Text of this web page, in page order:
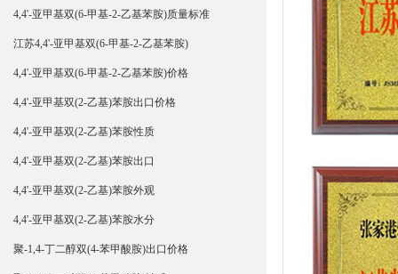
4,4'-亚甲基双(6-甲基-2-乙基苯胺)质量标准
江苏4,4'-亚甲基双(6-甲基-2-乙基苯胺)
4,4'-亚甲基双(6-甲基-2-乙基苯胺)价格
4,4'-亚甲基双(2-乙基)苯胺出口价格
4,4'-亚甲基双(2-乙基)苯胺性质
4,4'-亚甲基双(2-乙基)苯胺出口
4,4'-亚甲基双(2-乙基)苯胺外观
4,4'-亚甲基双(2-乙基)苯胺水分
聚-1,4-丁二醇双(4-苯甲酸胺)出口价格